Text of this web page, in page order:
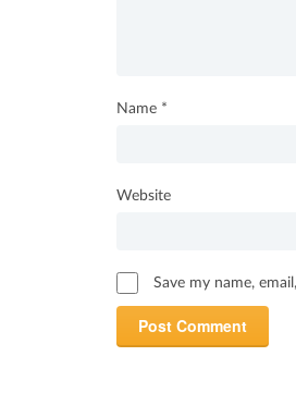
Name *
Website
Save my name,